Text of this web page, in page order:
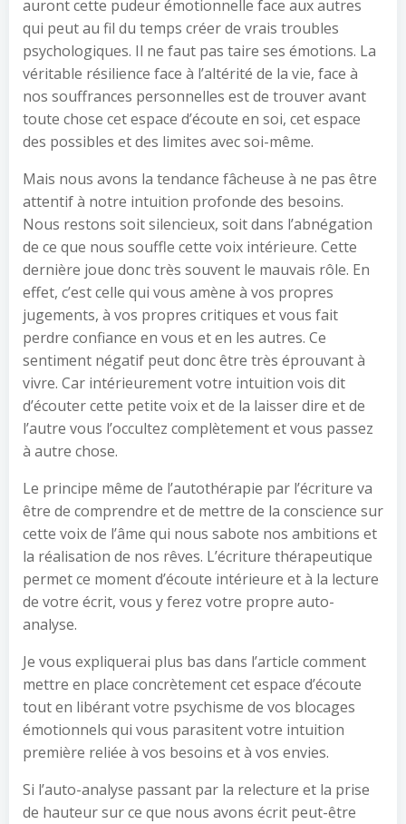
auront cette pudeur émotionnelle face aux autres
qui peut au fil du temps créer de vrais troubles
psychologiques. Il ne faut pas taire ses émotions. La
véritable résilience face à l’altérité de la vie, face à
nos souffrances personnelles est de trouver avant
toute chose cet espace d’écoute en soi, cet espace
des possibles et des limites avec soi-même.
Mais nous avons la tendance fâcheuse à ne pas être
attentif à notre intuition profonde des besoins.
Nous restons soit silencieux, soit dans l’abnégation
de ce que nous souffle cette voix intérieure. Cette
dernière joue donc très souvent le mauvais rôle. En
effet, c’est celle qui vous amène à vos propres
jugements, à vos propres critiques et vous fait
perdre confiance en vous et en les autres. Ce
sentiment négatif peut donc être très éprouvant à
vivre. Car intérieurement votre intuition vois dit
d’écouter cette petite voix et de la laisser dire et de
l’autre vous l’occultez complètement et vous passez
à autre chose.
Le principe même de l’autothérapie par l’écriture va
être de comprendre et de mettre de la conscience sur
cette voix de l’âme qui nous sabote nos ambitions et
la réalisation de nos rêves. L’écriture thérapeutique
permet ce moment d’écoute intérieure et à la lecture
de votre écrit, vous y ferez votre propre auto-
analyse.
Je vous expliquerai plus bas dans l’article comment
mettre en place concrètement cet espace d’écoute
tout en libérant votre psychisme de vos blocages
émotionnels qui vous parasitent votre intuition
première reliée à vos besoins et à vos envies.
Si l’auto-analyse passant par la relecture et la prise
de hauteur sur ce que nous avons écrit peut-être